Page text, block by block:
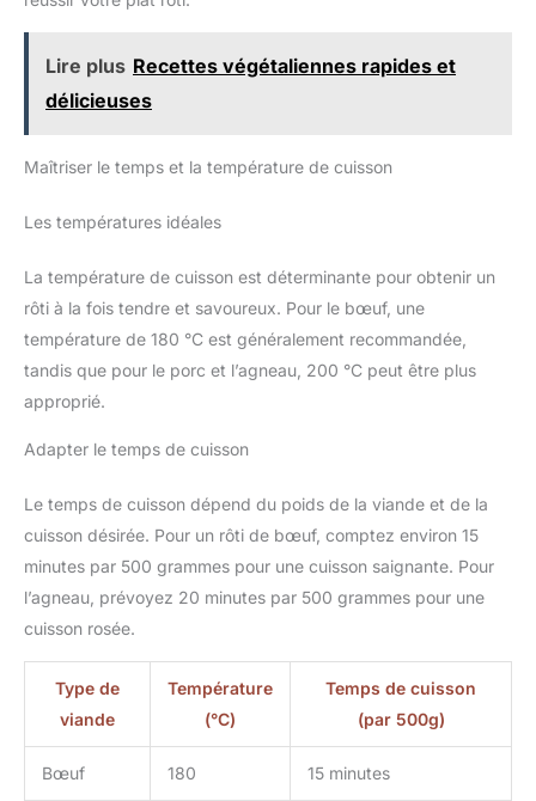
Lire plus Recettes végétaliennes rapides et
délicieuses
Maîtriser le temps et la température de cuisson
Les températures idéales
La température de cuisson est déterminante pour obtenir un
rôti à la fois tendre et savoureux. Pour le bœuf, une
température de 180 °C est généralement recommandée,
tandis que pour le porc et l’agneau, 200 °C peut être plus
approprié.
Adapter le temps de cuisson
Le temps de cuisson dépend du poids de la viande et de la
cuisson désirée. Pour un rôti de bœuf, comptez environ 15
minutes par 500 grammes pour une cuisson saignante. Pour
l’agneau, prévoyez 20 minutes par 500 grammes pour une
cuisson rosée.
Type de
viande
Température
(°C)
Temps de cuisson
(par 500g)
Bœuf 180 15 minutes